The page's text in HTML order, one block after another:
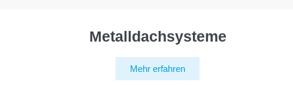
Metalldachsysteme
Mehr erfahren